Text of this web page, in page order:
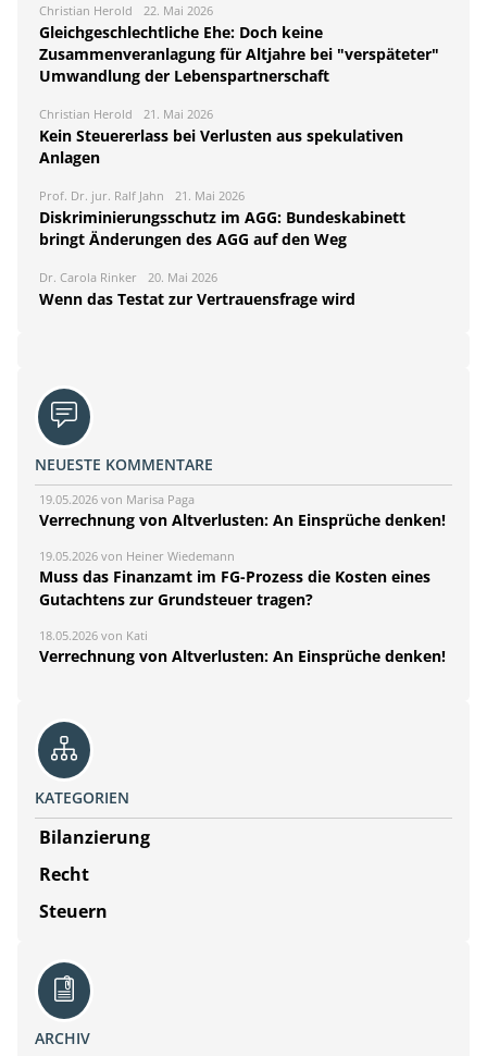
Christian Herold 22. Mai 2026
Gleichgeschlechtliche Ehe: Doch keine
Zusammenveranlagung für Altjahre bei "verspäteter"
Umwandlung der Lebenspartnerschaft
Christian Herold 21. Mai 2026
Kein Steuererlass bei Verlusten aus spekulativen
Anlagen
Prof. Dr. jur. Ralf Jahn 21. Mai 2026
Diskriminierungsschutz im AGG: Bundeskabinett
bringt Änderungen des AGG auf den Weg
Dr. Carola Rinker 20. Mai 2026
Wenn das Testat zur Vertrauensfrage wird
NEUESTE KOMMENTARE
19.05.2026 von Marisa Paga
Verrechnung von Altverlusten: An Einsprüche denken!
19.05.2026 von Heiner Wiedemann
Muss das Finanzamt im FG-Prozess die Kosten eines
Gutachtens zur Grundsteuer tragen?
18.05.2026 von Kati
Verrechnung von Altverlusten: An Einsprüche denken!
KATEGORIEN
Bilanzierung
Recht
Steuern
ARCHIV